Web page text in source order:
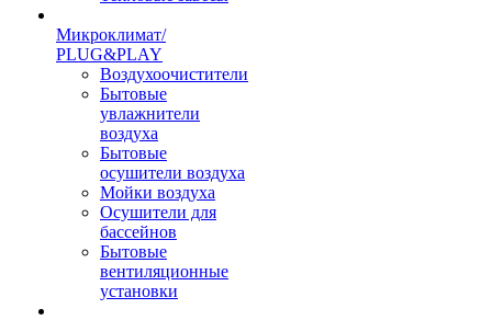
Микроклимат/
PLUG&PLAY
Воздухоочистители
Бытовые
увлажнители
воздуха
Бытовые
осушители воздуха
Мойки воздуха
Осушители для
бассейнов
Бытовые
вентиляционные
установки